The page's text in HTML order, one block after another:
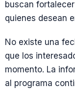
buscan
quienes desean
No existe una
que los
momento. La
al programa